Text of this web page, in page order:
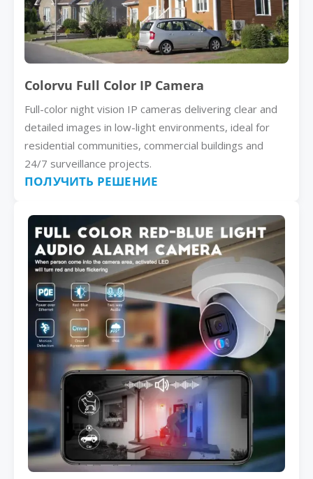
Colorvu Full Color IP Camera
Full-color night vision IP cameras delivering clear and
detailed images in low-light environments, ideal for
residential communities, commercial buildings and
24/7 surveillance projects.
ПОЛУЧИТЬ РЕШЕНИЕ